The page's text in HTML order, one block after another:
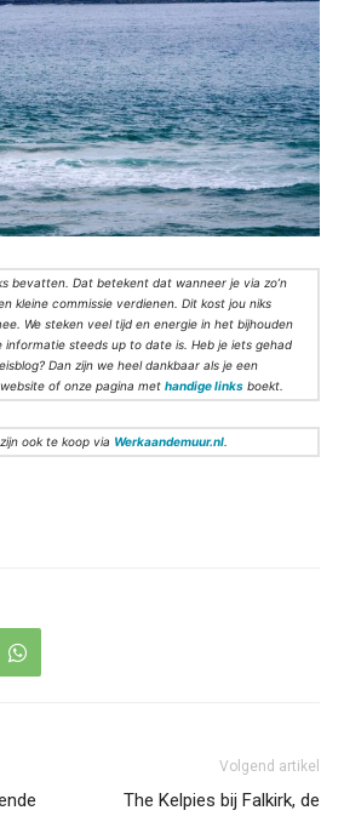
bevatten. Dat betekent dat wanneer je via zo’n
kleine commissie verdienen. Dit kost jou niks
We steken veel tijd en energie in het bijhouden
informatie steeds up to date is. Heb je iets gehad
Dan zijn we heel dankbaar als je een
of onze pagina met handige links boekt.
ook te koop via Werkaandemuur.nl
Volgend artikel
The Kelpies bij Falkirk, de